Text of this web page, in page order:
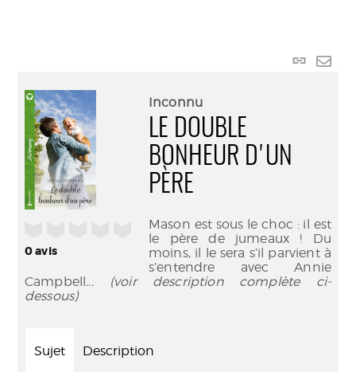
Lien
0avis
Inconnu
LE DOUBLE
BONHEUR D'UN
PÈRE
Mason est sous le choc : il est
le père de jumeaux ! Du
moins, il le sera s’il parvient à
s’entendre avec Annie
Campbell... (voir description complète ci-
dessous)
Sujet Description